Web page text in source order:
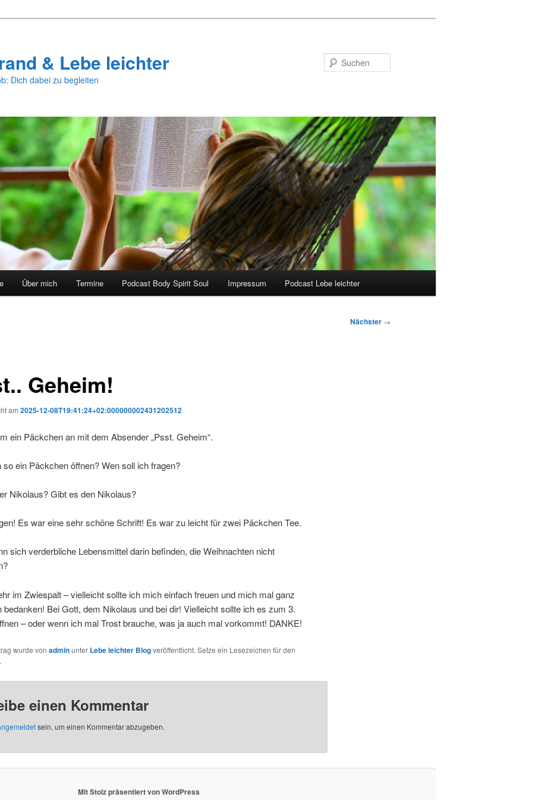
& Lebe leichter
Dich dabei zu begleiten
Über mich Termine Podcast Body Spirit Soul Impressum Podcast Lebe leichter
Nächster →
Geheim!
am 2025-12-08T19:41:24+02:000000002431202512
ein Päckchen an mit dem Absender „Psst. Geheim“.
so ein Päckchen öffnen? Wen soll ich fragen?
Nikolaus? Gibt es den Nikolaus?
Es war eine sehr schöne Schrift! Es war zu leicht für zwei Päckchen Tee.
sich verderbliche Lebensmittel darin befinden, die Weihnachten nicht
im Zwiespalt – vielleicht sollte ich mich einfach freuen und mich mal ganz
bedanken! Bei Gott, dem Nikolaus und bei dir! Vielleicht sollte ich es zum 3.
– oder wenn ich mal Trost brauche, was ja auch mal vorkommt! DANKE!
wurde von adminunter Lebe leichter Blogveröffentlicht. Setze ein Lesezeichen für den
.
einen Kommentar
sein, um einen Kommentar abzugeben.
Mit Stolz präsentiert von WordPress